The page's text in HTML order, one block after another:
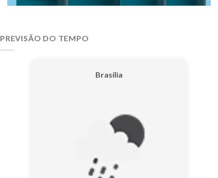
PREVISÃO DO TEMPO
Brasília